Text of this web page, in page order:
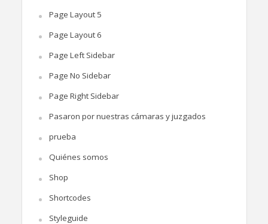
Page Layout 5
Page Layout 6
Page Left Sidebar
Page No Sidebar
Page Right Sidebar
Pasaron por nuestras cámaras y juzgados
prueba
Quiénes somos
Shop
Shortcodes
Styleguide